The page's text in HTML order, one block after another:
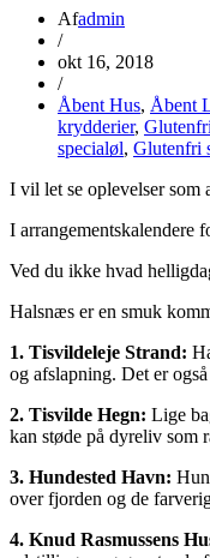
Afadmin
/
okt 16, 2018
/
Åbent Hus, Åbent
krydderier,
specialøl, Glutenfri
I vil let se oplevelser som
I arrangementskalendere
Ved du ikke hvad
Halsnæs er en smuk
1. Tisvildeleje Strand:
og afslapning. Det er
2. Tisvilde Hegn: Lige
kan støde på dyreliv som
3. Hundested Havn:
over fjorden og de
4. Knud Rasmussens